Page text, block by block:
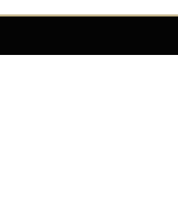
活環境も良好の立地で